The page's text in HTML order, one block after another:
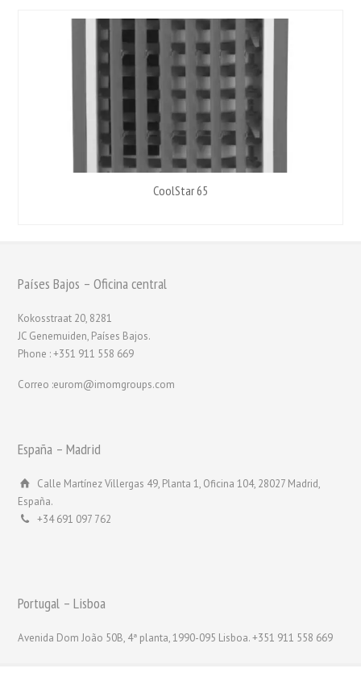
CoolStar 65
Países Bajos – Oficina central
Kokosstraat 20, 8281
JC Genemuiden, Países Bajos.
Phone : +351 911 558 669
Correo :eurom@imomgroups.com
España – Madrid
Calle Martínez Villergas 49, Planta 1, Oficina 104, 28027 Madrid,
España.
+34 691 097 762
Portugal – Lisboa
Avenida Dom João 50B, 4ª planta, 1990-095 Lisboa. +351 911 558 669